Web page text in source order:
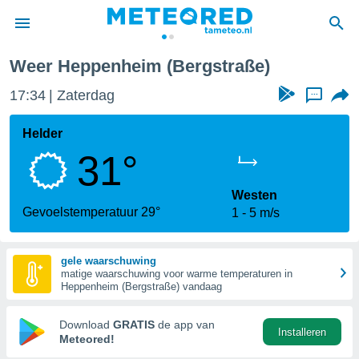
door
verstrekte
hoge
hebt de
voor
op basis
Weer Heppenheim (Bergstraße)
17:34 Zaterdag ...
Helder
31°
Gevoelstemperatuur 29°
Westen
1
5 m/s
gele waarschuwing
matige waarschuwing voor warme temperaturen in
Heppenheim (Bergstraße) vandaag
Download GRATIS de app van
Meteored!
Installeren